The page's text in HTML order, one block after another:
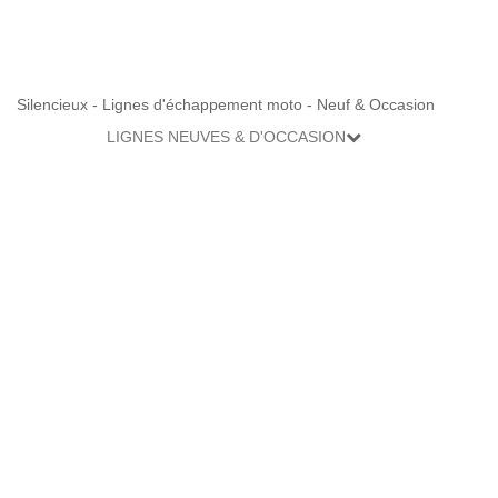
Silencieux - Lignes d'échappement moto - Neuf & Occasion
LIGNES NEUVES & D'OCCASION